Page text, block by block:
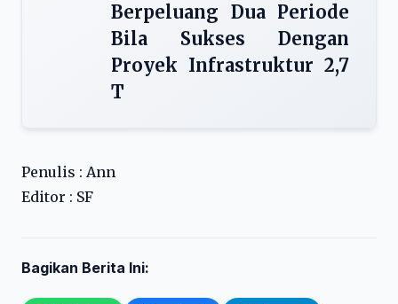
Berpeluang Dua Periode
Bila Sukses Dengan
Proyek Infrastruktur 2,7
T
Penulis : Ann
Editor : SF
Bagikan Berita Ini: